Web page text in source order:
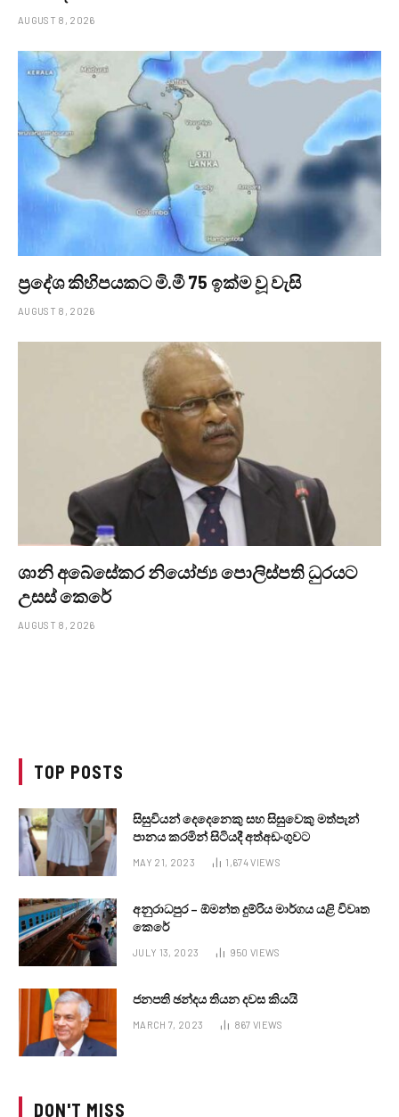
AUGUST 8, 2026
ප්‍රදේශ කිහිපයකට මි.මී 75 ඉක්ම වූ වැසි
AUGUST 8, 2026
ශානි අබේසේකර නියෝජ්‍ය පොලිස්පති ධුරයට
උසස් කෙරේ
AUGUST 8, 2026
TOP POSTS
සිසුවියන් දෙදෙනෙකු සහ සිසුවෙකු මත්පැන්
පානය කරමින් සිටියදී අත්අඩංගුවට
MAY 21, 2023 1,674VIEWS
අනුරාධපුර – ඕමන්ත දුම්රිය මාර්ගය යළි විවෘත
කෙරේ
JULY 13, 2023 950 VIEWS
ජනපති ඡන්දය තියන දවස කියයි
MARCH 7, 2023 867 VIEWS
DON'T MISS